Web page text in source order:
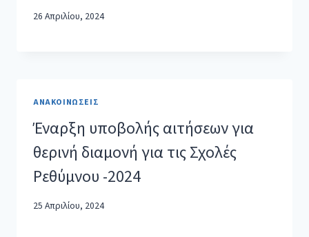
26 Απριλίου, 2024
ΑΝΑΚΟΙΝΏΣΕΙΣ
Έναρξη υποβολής αιτήσεων για
θερινή διαμονή για τις Σχολές
Ρεθύμνου -2024
25 Απριλίου, 2024